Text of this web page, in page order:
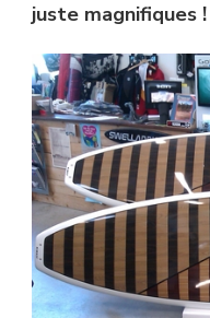
juste magnifiques !